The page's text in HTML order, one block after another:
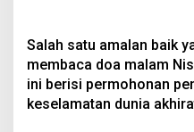
Salah satu amalan baik
membaca doa malam
ini berisi permohonan
keselamatan dunia